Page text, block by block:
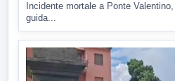
Incidente mortale a Ponte
guida...